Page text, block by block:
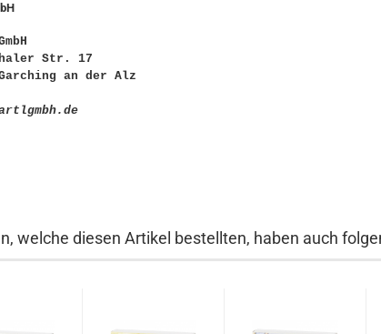
Str. 17
an der Alz
welche diesen Artikel bestellten, haben auch